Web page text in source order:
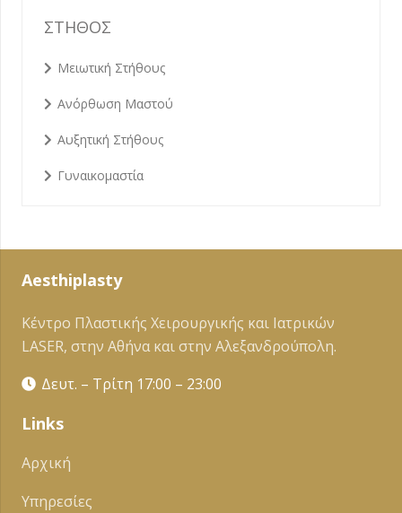
ΣΤΗΘΟΣ
Μειωτική Στήθους
Ανόρθωση Μαστού
Αυξητική Στήθους
Γυναικομαστία
Aesthiplasty
Κέντρο Πλαστικής Χειρουργικής και Ιατρικών
LASER, στην Αθήνα και στην Αλεξανδρούπολη.
Δευτ. – Τρίτη 17:00 – 23:00
Links
Αρχική
Υπηρεσίες